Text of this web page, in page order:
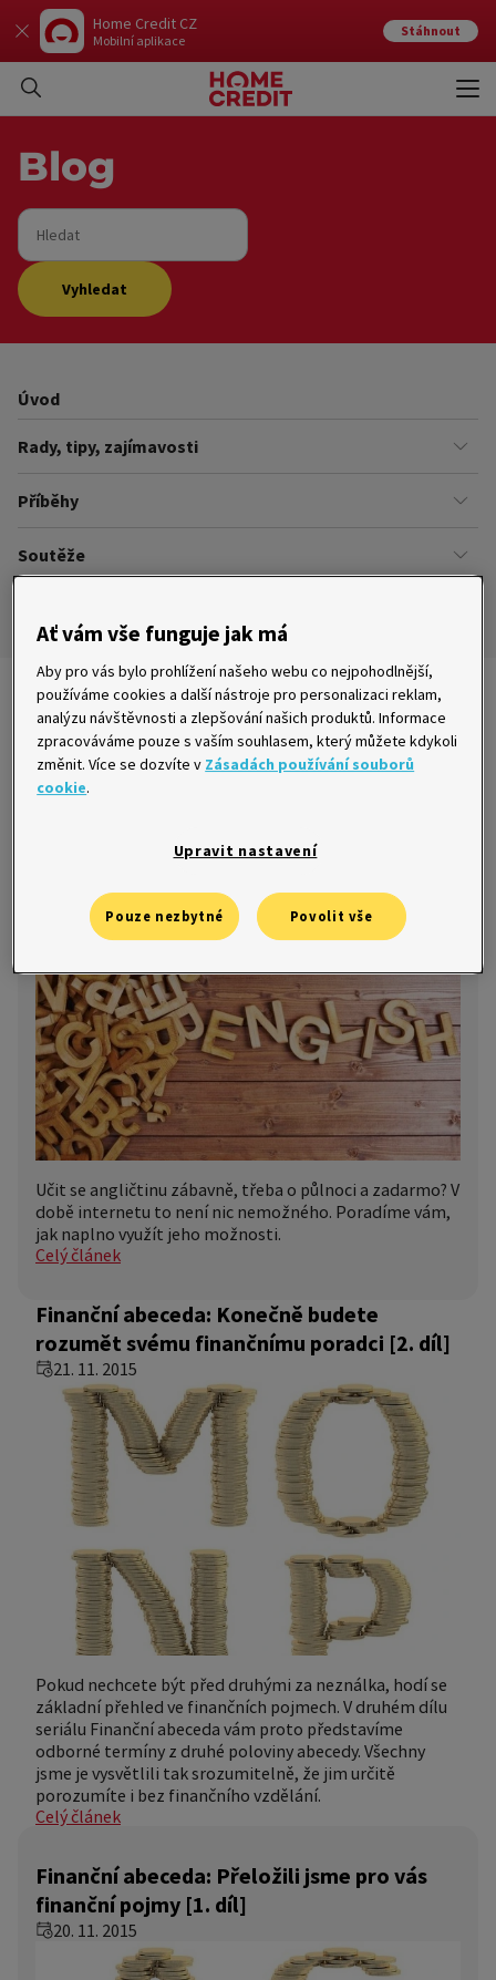
Home Credit CZ
Mobilní aplikace
Stáhnout
Blog
Hledat
Vyhledat
Úvod
Rady, tipy, zajímavosti
Finance
Úřady
Příběhy
Našich zákazníků
Soutěže
Pravidla soutěží
Nejnovější články
jazykového kurzu za tisíce
Učit se angličtinu zábavně, třeba o půlnoci a zadarmo? V
době internetu to není nic nemožného. Poradíme vám,
jak naplno využít jeho možnosti.
Celý článek
Finanční abeceda: Konečně budete
rozumět svému finančnímu poradci [2. díl]
21. 11. 2015
Pokud nechcete být před druhými za neználka, hodí se
základní přehled ve finančních pojmech. V druhém dílu
seriálu Finanční abeceda vám proto představíme
odborné termíny z druhé poloviny abecedy. Všechny
jsme je vysvětlili tak srozumitelně, že jim určitě
porozumíte i bez finančního vzdělání.
Celý článek
Finanční abeceda: Přeložili jsme pro vás
finanční pojmy [1. díl]
20. 11. 2015
Ať vám vše funguje jak má
Aby pro vás bylo prohlížení našeho webu co nejpohodlnější,
používáme cookies a další nástroje pro personalizaci reklam,
analýzu návštěvnosti a zlepšování našich produktů. Informace
zpracováváme pouze s vaším souhlasem, který můžete kdykoli
změnit. Více se dozvíte v Zásadách používání souborů
cookie.
Upravit nastavení
Pouze nezbytné Povolit vše